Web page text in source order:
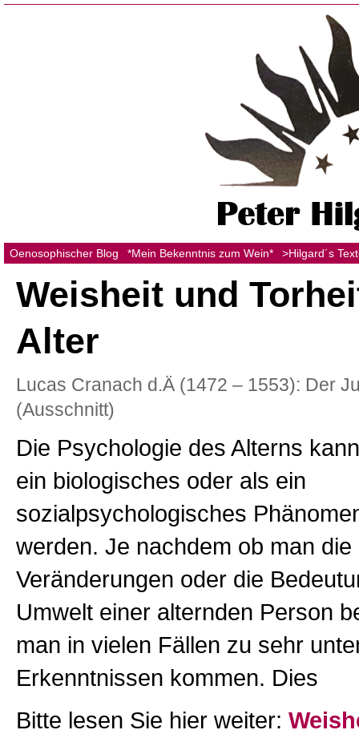
Oenosophischer Blog *Mein Bekenntnis zum Wein* >Hilgard´s
Weisheit und
Alter
Lucas Cranach d.Ä (1472 – 1553): Der
(Ausschnitt)
Die Psychologie des Alterns
ein biologisches oder als ein
sozialpsychologisches
werden. Je nachdem ob man
Veränderungen oder die
Umwelt einer alternden Person
man in vielen Fällen zu sehr
Erkenntnissen kommen. Dies
Bitte lesen Sie hier weiter: